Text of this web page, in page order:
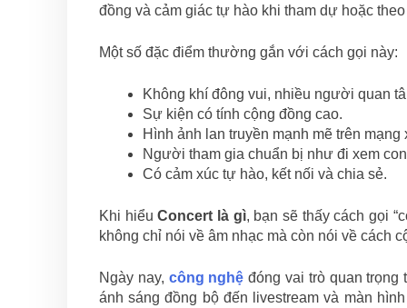
đồng và cảm giác tự hào khi tham dự hoặc
Một số đặc điểm thường gắn với cách gọi này:
Không khí đông vui, nhiều người quan
Sự kiện có tính cộng đồng cao.
Hình ảnh lan truyền mạnh mẽ trên mạng
Người tham gia chuẩn bị như đi xem
Có cảm xúc tự hào, kết nối và chia sẻ.
Khi hiểuConcert là gì, bạn sẽ thấy cách gọi
không chỉ nói về âm nhạc mà còn nói về cách
Ngày nay, công nghệ đóng vai trò quan trọng
ánh sáng đồng bộ đến livestream và màn